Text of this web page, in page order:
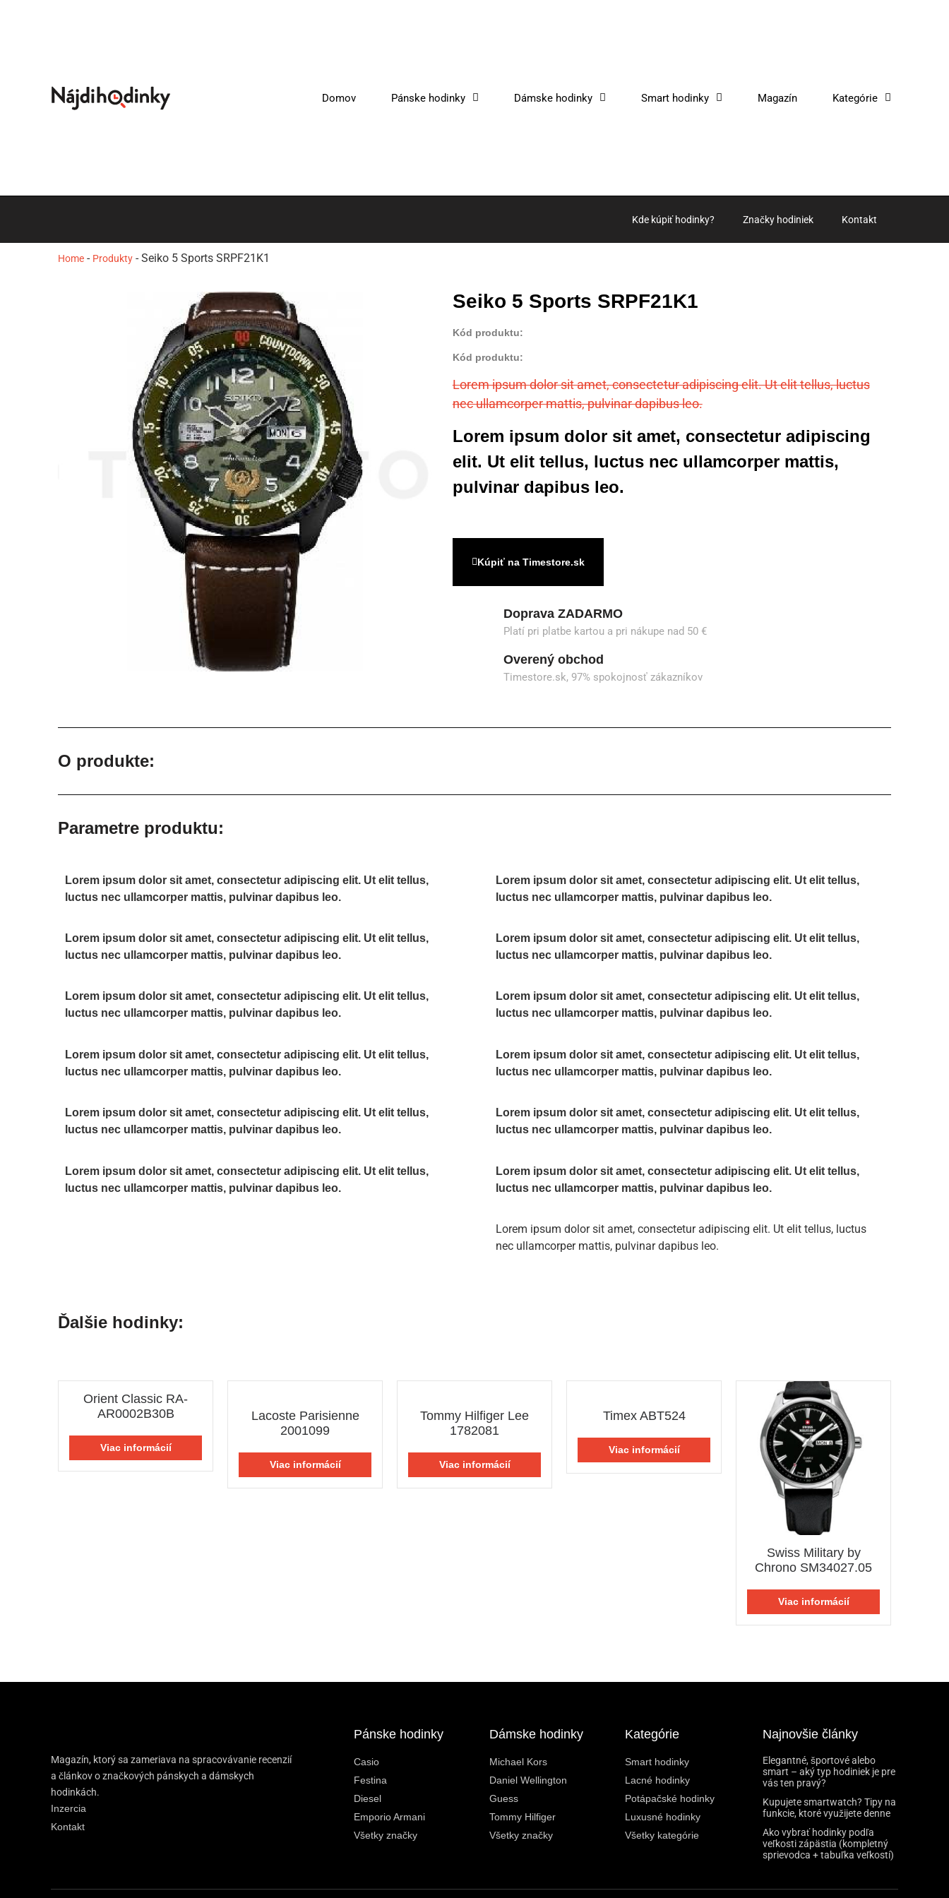
Domov Pánske hodinky Dámske hodinky Smart hodinky Magazín Kategórie
Kde kúpiť hodinky? Značky hodiniek Kontakt
Home - Produkty - Seiko 5 Sports SRPF21K1
Seiko 5 Sports SRPF21K1
Kód produktu:
Kód produktu:
Lorem ipsum dolor sit amet, consectetur adipiscing elit. Ut elit tellus, luctus
nec ullamcorper mattis, pulvinar dapibus leo.
Lorem ipsum dolor sit amet, consectetur adipiscing
elit. Ut elit tellus, luctus nec ullamcorper mattis,
pulvinar dapibus leo.
Kúpiť na Timestore.sk
Doprava ZADARMO
Platí pri platbe kartou a pri nákupe nad 50 €
Overený obchod
Timestore.sk, 97% spokojnosť zákazníkov
O produkte:
Parametre produktu:
Lorem ipsum dolor sit amet, consectetur adipiscing elit. Ut elit tellus,
luctus nec ullamcorper mattis, pulvinar dapibus leo.
Lorem ipsum dolor sit amet, consectetur adipiscing elit. Ut elit tellus,
luctus nec ullamcorper mattis, pulvinar dapibus leo.
Lorem ipsum dolor sit amet, consectetur adipiscing elit. Ut elit tellus,
luctus nec ullamcorper mattis, pulvinar dapibus leo.
Lorem ipsum dolor sit amet, consectetur adipiscing elit. Ut elit tellus,
luctus nec ullamcorper mattis, pulvinar dapibus leo.
Lorem ipsum dolor sit amet, consectetur adipiscing elit. Ut elit tellus,
luctus nec ullamcorper mattis, pulvinar dapibus leo.
Lorem ipsum dolor sit amet, consectetur adipiscing elit. Ut elit tellus,
luctus nec ullamcorper mattis, pulvinar dapibus leo.
Lorem ipsum dolor sit amet, consectetur adipiscing elit. Ut elit tellus,
luctus nec ullamcorper mattis, pulvinar dapibus leo.
Lorem ipsum dolor sit amet, consectetur adipiscing elit. Ut elit tellus,
luctus nec ullamcorper mattis, pulvinar dapibus leo.
Lorem ipsum dolor sit amet, consectetur adipiscing elit. Ut elit tellus,
luctus nec ullamcorper mattis, pulvinar dapibus leo.
Lorem ipsum dolor sit amet, consectetur adipiscing elit. Ut elit tellus,
luctus nec ullamcorper mattis, pulvinar dapibus leo.
Lorem ipsum dolor sit amet, consectetur adipiscing elit. Ut elit tellus,
luctus nec ullamcorper mattis, pulvinar dapibus leo.
Lorem ipsum dolor sit amet, consectetur adipiscing elit. Ut elit tellus,
luctus nec ullamcorper mattis, pulvinar dapibus leo.
Lorem ipsum dolor sit amet, consectetur adipiscing elit. Ut elit tellus, luctus
nec ullamcorper mattis, pulvinar dapibus leo.
Ďalšie hodinky:
Orient Classic RA-
AR0002B30B
Viac informácií
Lacoste Parisienne
2001099
Viac informácií
Tommy Hilfiger Lee
1782081
Viac informácií
Timex ABT524
Viac informácií
Swiss Military by
Chrono SM34027.05
Viac informácií
Magazín, ktorý sa zameriava na spracovávanie recenzií
a článkov o značkových pánskych a dámskych
hodinkách.
Inzercia
Kontakt
Pánske hodinky
Casio
Festina
Diesel
Emporio Armani
Všetky značky
Dámske hodinky
Michael Kors
Daniel Wellington
Guess
Tommy Hilfiger
Všetky značky
Kategórie
Smart hodinky
Lacné hodinky
Potápačské hodinky
Luxusné hodinky
Všetky kategórie
Najnovšie články
Elegantné, športové alebo
smart – aký typ hodiniek je pre
vás ten pravý?
Kupujete smartwatch? Tipy na
funkcie, ktoré využijete denne
Ako vybrať hodinky podľa
veľkosti zápästia (kompletný
sprievodca + tabuľka veľkostí)